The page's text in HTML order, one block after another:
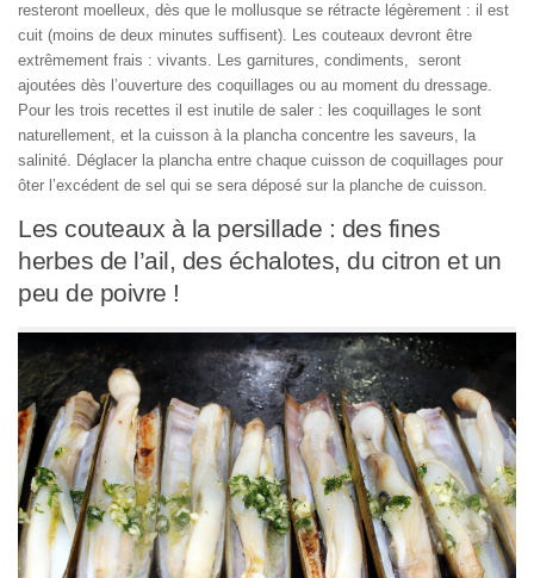
resteront moelleux, dès que le mollusque se rétracte légèrement : il est
cuit (moins de deux minutes suffisent). Les couteaux devront être
extrêmement frais : vivants. Les garnitures, condiments, seront
ajoutées dès l’ouverture des coquillages ou au moment du dressage.
Pour les trois recettes il est inutile de saler : les coquillages le sont
naturellement, et la cuisson à la plancha concentre les saveurs, la
salinité. Déglacer la plancha entre chaque cuisson de coquillages pour
ôter l’excédent de sel qui se sera déposé sur la planche de cuisson.
Les couteaux à la persillade : des fines
herbes de l’ail, des échalotes, du citron et un
peu de poivre !